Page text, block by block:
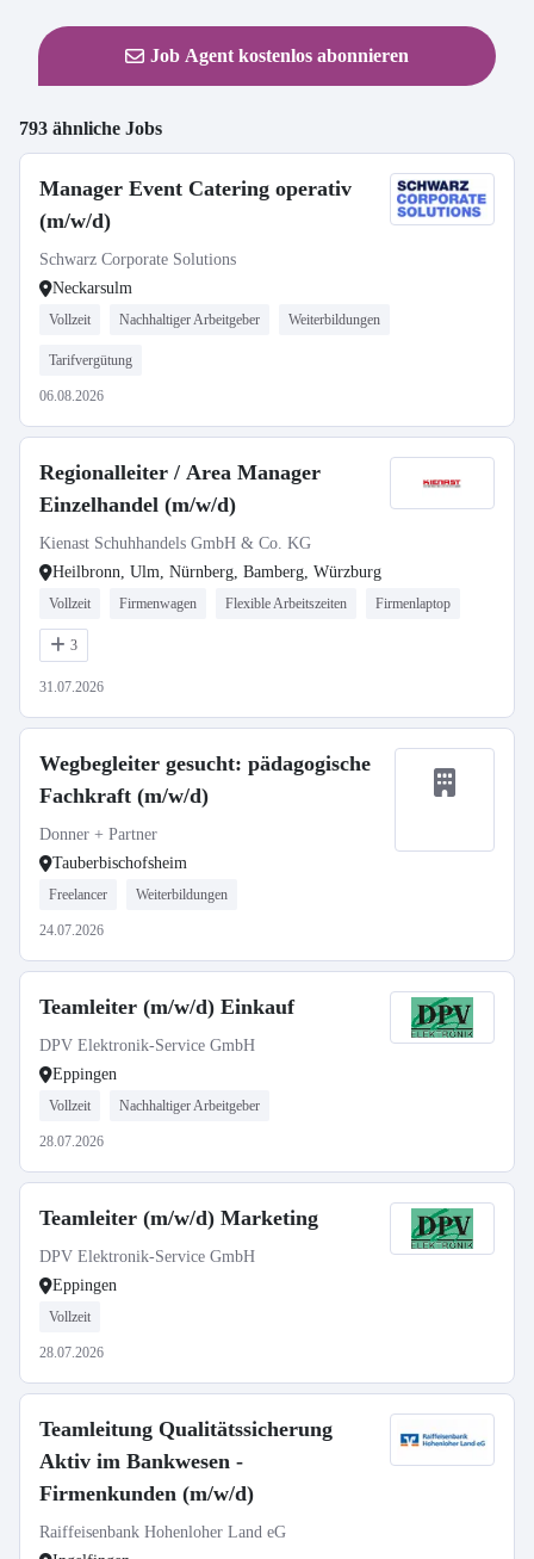
Job Agent kostenlos abonnieren
793 ähnliche Jobs
Manager Event Catering operativ
(m/w/d)
Schwarz Corporate Solutions
Neckarsulm
Vollzeit Nachhaltiger Arbeitgeber Weiterbildungen
Tarifvergütung
06.08.2026
Regionalleiter / Area Manager
Einzelhandel (m/w/d)
Kienast Schuhhandels GmbH & Co. KG
Heilbronn, Ulm, Nürnberg, Bamberg, Würzburg
Vollzeit Firmenwagen Flexible Arbeitszeiten Firmenlaptop
3
31.07.2026
Wegbegleiter gesucht: pädagogische
Fachkraft (m/w/d)
Donner + Partner
Tauberbischofsheim
Freelancer Weiterbildungen
24.07.2026
Teamleiter (m/w/d) Einkauf
DPV Elektronik-Service GmbH
Eppingen
Vollzeit Nachhaltiger Arbeitgeber
28.07.2026
Teamleiter (m/w/d) Marketing
DPV Elektronik-Service GmbH
Eppingen
Vollzeit
28.07.2026
Teamleitung Qualitätssicherung
Aktiv im Bankwesen -
Firmenkunden (m/w/d)
Raiffeisenbank Hohenloher Land eG